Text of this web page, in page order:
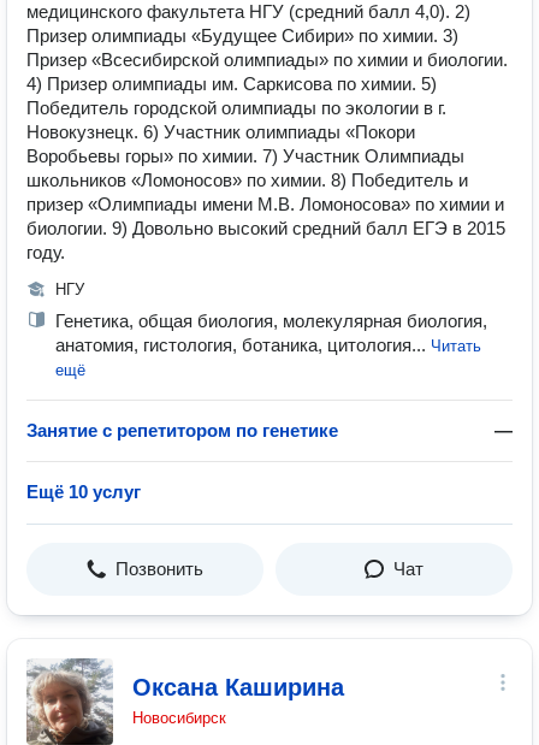
медицинского факультета НГУ (средний балл 4,0). 2)
Призер олимпиады «Будущее Сибири» по химии. 3)
Призер «Всесибирской олимпиады» по химии и биологии.
4) Призер олимпиады им. Саркисова по химии. 5)
Победитель городской олимпиады по экологии в г.
Новокузнецк. 6) Участник олимпиады «Покори
Воробьевы горы» по химии. 7) Участник Олимпиады
школьников «Ломоносов» по химии. 8) Победитель и
призер «Олимпиады имени М.В. Ломоносова» по химии и
биологии. 9) Довольно высокий средний балл ЕГЭ в 2015
году.
НГУ
Генетика, общая биология, молекулярная биология,
анатомия, гистология, ботаника, цитология... Читать
ещё
Занятие с репетитором по генетике —
Ещё 10 услуг
Позвонить Чат
Оксана Каширина
Новосибирск